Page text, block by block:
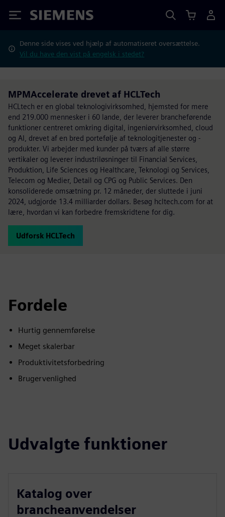
Siemens
Denne side vises ved hjælp af automatiseret oversættelse.
Vil du have den vist på engelsk i stedet?
MPMAccelerate drevet af HCLTech
HCLtech er en global teknologivirksomhed, hjemsted for mere
end 219.000 mennesker i 60 lande, der leverer brancheførende
funktioner centreret omkring digital, ingeniørvirksomhed, cloud
og AI, drevet af en bred portefølje af teknologitjenester og -
produkter. Vi arbejder med kunder på tværs af alle større
vertikaler og leverer industriløsninger til Financial Services,
Produktion, Life Sciences og Healthcare, Teknologi og Services,
Telecom og Medier, Detail og CPG og Public Services. Den
konsoliderede omsætning pr. 12 måneder, der sluttede i juni
2024, udgjorde 13.4 milliarder dollars. Besøg hcltech.com for at
lære, hvordan vi kan forbedre fremskridtene for dig.
Udforsk HCLTech
Fordele
Hurtig gennemførelse
Meget skalerbar
Produktivitetsforbedring
Brugervenlighed
Udvalgte funktioner
Katalog over
brancheanvendelser